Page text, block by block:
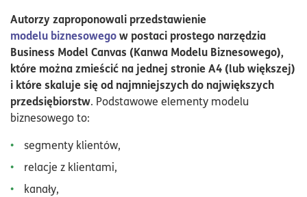
Autorzy zaproponowali przedstawienie
modelu biznesowegow postaci prostego narzędzia
Business Model Canvas (Kanwa Modelu Biznesowego),
które można zmieścić na jednej stronie A4 (lub większej)
i które skaluje się od najmniejszych do największych
przedsiębiorstw. Podstawowe elementy modelu
biznesowego to:
segmenty klientów,
relacje z klientami,
kanały,